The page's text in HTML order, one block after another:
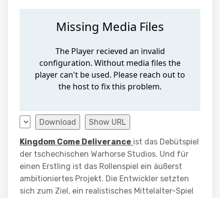
Download Show URL
Kingdom Come Deliverance ist das Debütspiel
der tschechischen Warhorse Studios. Und für
einen Erstling ist das Rollenspiel ein äußerst
ambitioniertes Projekt. Die Entwickler setzten
sich zum Ziel, ein realistisches Mittelalter-Spiel